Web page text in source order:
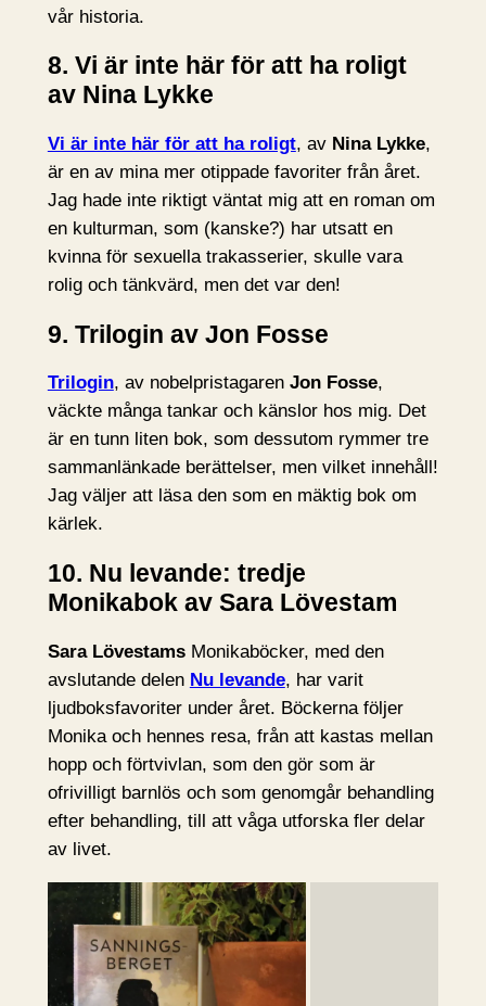
vår historia.
8. Vi är inte här för att ha roligt
av Nina Lykke
Vi är inte här för att ha roligt, av Nina Lykke,
är en av mina mer otippade favoriter från året.
Jag hade inte riktigt väntat mig att en roman om
en kulturman, som (kanske?) har utsatt en
kvinna för sexuella trakasserier, skulle vara
rolig och tänkvärd, men det var den!
9. Trilogin av Jon Fosse
Trilogin, av nobelpristagaren Jon Fosse,
väckte många tankar och känslor hos mig. Det
är en tunn liten bok, som dessutom rymmer tre
sammanlänkade berättelser, men vilket innehåll!
Jag väljer att läsa den som en mäktig bok om
kärlek.
10. Nu levande: tredje
Monikabok av Sara Lövestam
Sara LövestamsMonikaböcker, med den
avslutande delen Nu levande, har varit
ljudboksfavoriter under året. Böckerna följer
Monika och hennes resa, från att kastas mellan
hopp och förtvivlan, som den gör som är
ofrivilligt barnlös och som genomgår behandling
efter behandling, till att våga utforska fler delar
av livet.